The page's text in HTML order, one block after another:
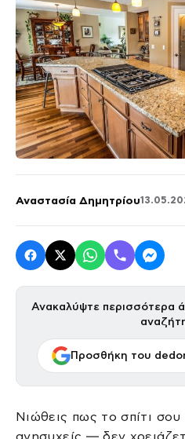
Αναστασία Δημητρίου
Ανακαλύψτε περισσότερα
Προσθήκη του
Νιώθεις πως το σπίτι
ανησυχείς — δεν